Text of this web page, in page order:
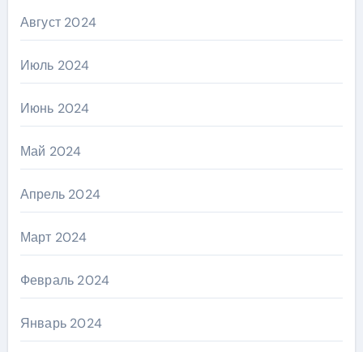
Август 2024
Июль 2024
Июнь 2024
Май 2024
Апрель 2024
Март 2024
Февраль 2024
Январь 2024